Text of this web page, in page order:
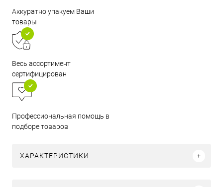
Аккуратно упакуем Ваши
товары
Весь ассортимент
сертифицирован
Профессиональная помощь в
подборе товаров
ХАРАКТЕРИСТИКИ